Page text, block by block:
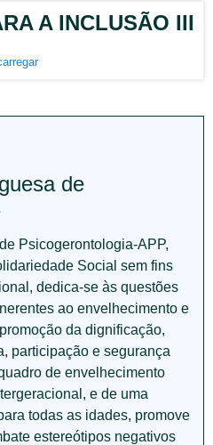
A INCLUSÃO III
de
Psicogerontologia-APP,
Social sem fins
dedica-se às questões
ao envelhecimento e
da dignificação,
participação e segurança
de envelhecimento
e de uma
todas as idades, promove
estereótipos negativos